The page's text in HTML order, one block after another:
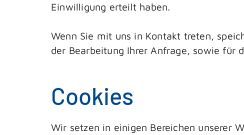
Einwilligung erteilt haben.
Wenn Sie mit uns in Kontakt treten,
der Bearbeitung Ihrer Anfrage, sowie für
Cookies
Wir setzen in einigen Bereichen unserer